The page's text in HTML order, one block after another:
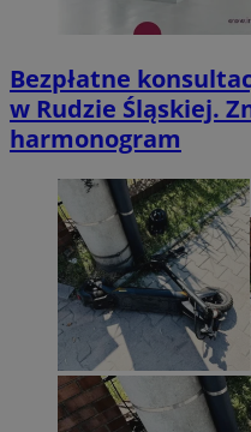
Bezpłatne
w Rudzie Śląskiej.
harmonogram